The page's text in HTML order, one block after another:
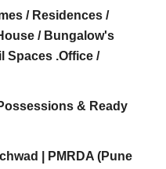
/ Residences /
/ Bungalow's
Spaces .Office /
& Ready
| PMRDA (Pune